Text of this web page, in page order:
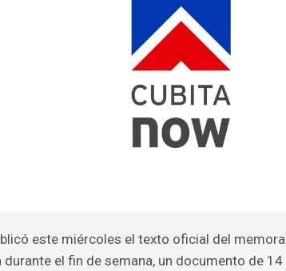
este miércoles el texto oficial del
el fin de semana, un documento de